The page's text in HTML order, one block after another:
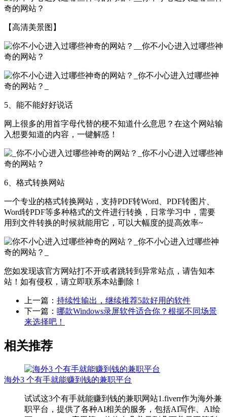
【高清美景图】
5、能不能好好说话
网上很多的用首字母代替的梗不知道什么意思？在这个网站输
入想要知道的内容，一键解惑！
6、格式转换网站
一个专业的格式转换网站，支持PDF转Word、PDF转图片、
Word转PDF等多种格式的文件进行转换，日常学习中，需要
用到文件转换的时候就能用它，可以大幅度的提高效率~
您如发现该官方网站打不开或者跳转到异常站点，请告知本
站！如有侵权，请立即联系本站删除！
上一篇： 持续性输出，继续推荐5款好用的软件
下一篇： 哪款Windows录屏软件适合你？根据不同场景
来选择吧！
相关推荐
海外3 个有手就能赚到钱的兼职平台
试试这3个有手就能赚到钱的兼职网站1.fiverr作为海外兼
职平台，提供了各种AI相关的服务，包括AI写作、AI绘